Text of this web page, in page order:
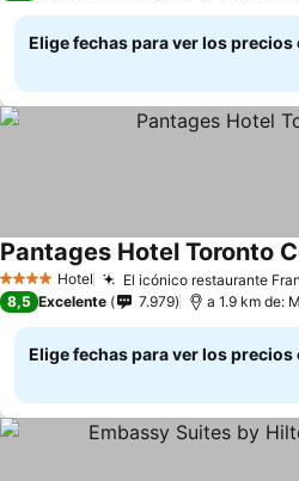
Elige fechas para ver los precios
4 EstrellasHotel El icónico restaurante
Pantages Hotel Toronto
8,5 Excelente 7.979 a 1.9 km de:
Elige fechas para ver los precios